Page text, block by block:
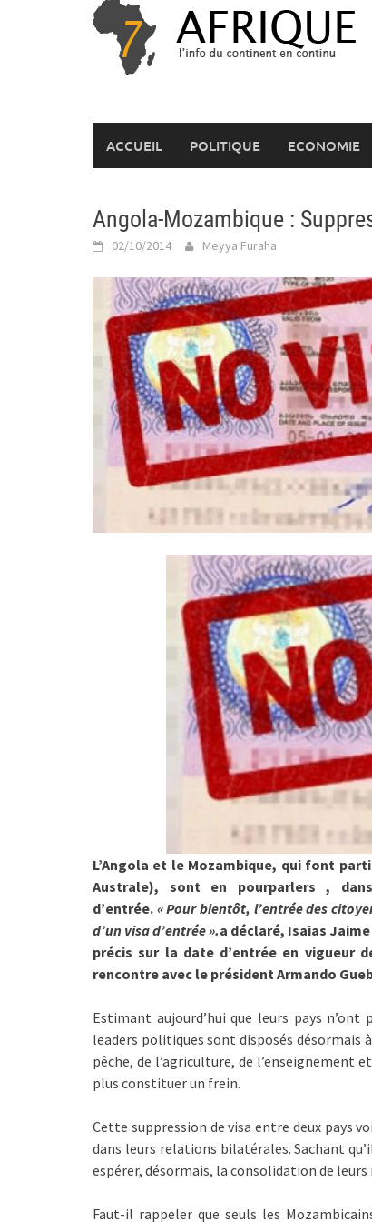
ACCUEIL POLITIQUE ECONOMIE
Angola-Mozambique :
02/10/2014 Meyya Furaha
L’Angola et le Mozambique, qui font
Australe), sont en pourparlers ,
d’entrée. « Pour bientôt, l’entrée des
d’un visa d’entrée ».a déclaré, Isaias
précis sur la date d’entrée en vigueur
rencontre avec le président Armando
Estimant aujourd’hui que leurs pays
leaders politiques sont disposés désormais
pêche, de l’agriculture, de l’enseignement
plus constituer un frein.
Cette suppression de visa entre deux pays
dans leurs relations bilatérales. Sachant
espérer, désormais, la consolidation de
Faut-il rappeler que seuls les